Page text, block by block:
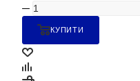
КУПИТИ